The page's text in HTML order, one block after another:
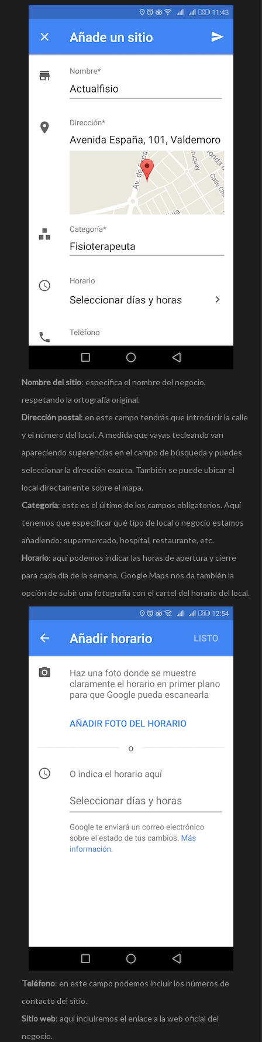
Nombre del sitio: especifica el nombre del negocio,
respetando la ortografía original.
Dirección postal: en este campo tendrás que introducir la calle
y el número del local. A medida que vayas tecleando van
apareciendo sugerencias en el campo de búsqueda y puedes
seleccionar la dirección exacta. También se puede ubicar el
local directamente sobre el mapa.
Categoría: este es el último de los campos obligatorios. Aquí
tenemos que especificar qué tipo de local o negocio estamos
añadiendo: supermercado, hospital, restaurante, etc.
Horario: aquí podemos indicar las horas de apertura y cierre
para cada día de la semana. Google Maps nos da también la
opción de subir una fotografía con el cartel del horario del local.
Teléfono: en este campo podemos incluir los números de
contacto del sitio.
Sitio web: aquí incluiremos el enlace a la web oficial del
negocio.